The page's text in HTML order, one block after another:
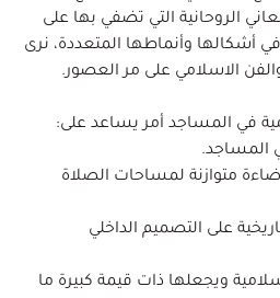
الروحانية التي تضفي بها على
أشكالها وأنماطها المتعددة، نرى
الاسلامي على مر العصور.
في المساجد أمر يساعد على:
المساجد.
متوازنة لمساحات الصلاة
على التصميم الداخلي
ويجعلها ذات قيمة كبيرة ما